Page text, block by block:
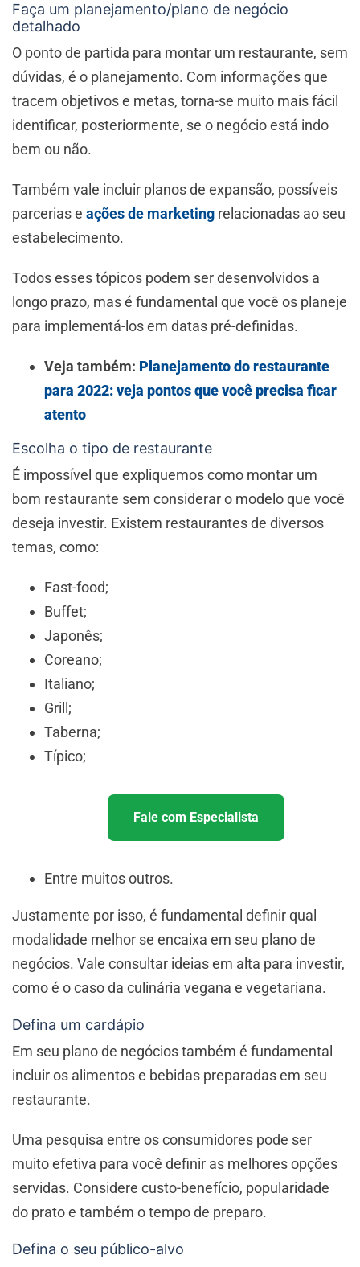
Faça um planejamento/plano de negócio
detalhado
O ponto de partida para montar um restaurante, sem
dúvidas, é o planejamento. Com informações que
tracem objetivos e metas, torna-se muito mais fácil
identificar, posteriormente, se o negócio está indo
bem ou não.
Também vale incluir planos de expansão, possíveis
parcerias e ações de marketing relacionadas ao seu
estabelecimento.
Todos esses tópicos podem ser desenvolvidos a
longo prazo, mas é fundamental que você os planeje
para implementá-los em datas pré-definidas.
Veja também: Planejamento do restaurante
para 2022: veja pontos que você precisa ficar
atento
Escolha o tipo de restaurante
É impossível que expliquemos como montar um
bom restaurante sem considerar o modelo que você
deseja investir. Existem restaurantes de diversos
temas, como:
Fast-food;
Buffet;
Japonês;
Coreano;
Italiano;
Grill;
Taberna;
Típico;
Fale com Especialista
Entre muitos outros.
Justamente por isso, é fundamental definir qual
modalidade melhor se encaixa em seu plano de
negócios. Vale consultar ideias em alta para investir,
como é o caso da culinária vegana e vegetariana.
Defina um cardápio
Em seu plano de negócios também é fundamental
incluir os alimentos e bebidas preparadas em seu
restaurante.
Uma pesquisa entre os consumidores pode ser
muito efetiva para você definir as melhores opções
servidas. Considere custo-benefício, popularidade
do prato e também o tempo de preparo.
Defina o seu público-alvo